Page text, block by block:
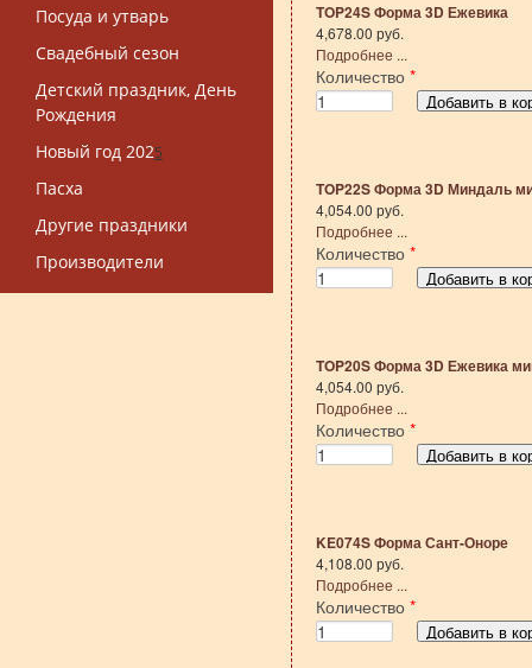
Посуда и утварь
Свадебный сезон
Детский праздник, День
Рождения
Новый год 2025
Пасха
Другие праздники
Производители
TOP24S Форма 3D Ежевика
4,678.00 руб.
Подробнее ...
Количество *
TOP22S Форма 3D Миндаль
4,054.00 руб.
Подробнее ...
Количество *
TOP20S Форма 3D Ежевика
4,054.00 руб.
Подробнее ...
Количество *
KE074S Форма Сант-Оноре
4,108.00 руб.
Подробнее ...
Количество *